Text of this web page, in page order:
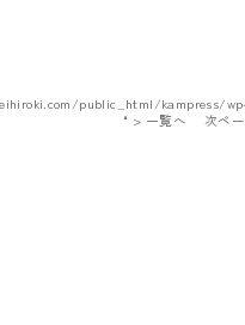
public_html/kampress/
" > 一覧へ
次ペ